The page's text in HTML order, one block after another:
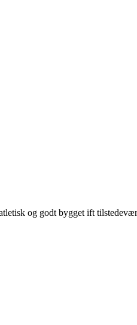
og godt bygget ift